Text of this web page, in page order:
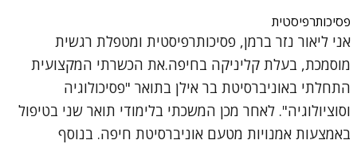
פסיכותרפיסטית
אני ליאור נזר ברמן, פסיכותרפיסטית ומטפלת רגשית
מוסמכת, בעלת קליניקה בחיפה.את הכשרתי המקצועית
התחלתי באוניברסיטת בר אילן בתואר "פסיכולוגיה
וסוציולוגיה". לאחר מכן המשכתי בלימודי תואר שני בטיפול
באמצעות אמנויות מטעם אוניברסיטת חיפה. בנוסף